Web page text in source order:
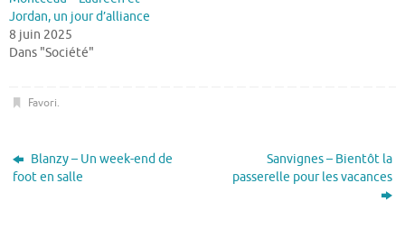
Jordan, un jour d’alliance
8 juin 2025
Dans "Société"
Favori.
Blanzy – Un week-end de
foot en salle
Sanvignes – Bientôt la
passerelle pour les vacances